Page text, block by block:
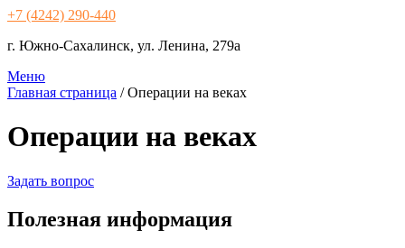
+7 (4242) 290-440
г. Южно-Сахалинск, ул. Ленина, 279а
Меню
Главная страница /Операции на веках
Операции на веках
Задать вопрос
Полезная информация